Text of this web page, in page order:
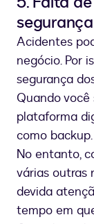
segurança
Acidentes
negócio. Por
segurança
Quando
plataforma
como backup.
No entanto,
várias outras
devida
tempo em